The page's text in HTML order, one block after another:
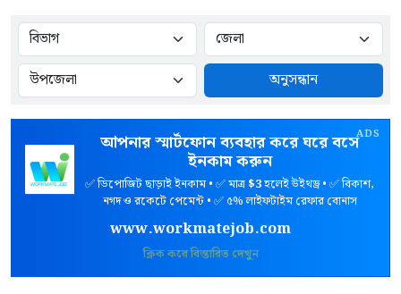
অনুসন্ধান
ADS
আপনার স্মার্টফোন ব্যবহার করে ঘরে বসে
ইনকাম করুন
✅ ডিপোজিট ছাড়াই ইনকাম • ✅ মাত্র$3হলেই উইথড্র • ✅ বিকাশ,
নগদ ও রকেটে পেমেন্ট • ✅ ৫% লাইফটাইম রেফার বোনাস
www.workmatejob.com
ক্লিক করে বিস্তারিত দেখুন